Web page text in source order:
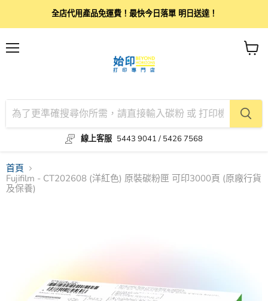
全店代用產品免運費！最快今日落單 明日送達！
線上客服 5443 9041 / 5426 7568
查
車
首頁
Fujifilm - CT202608 (洋紅色) 原裝碳粉匣 可印3000頁 (原廠行貨
及保養)